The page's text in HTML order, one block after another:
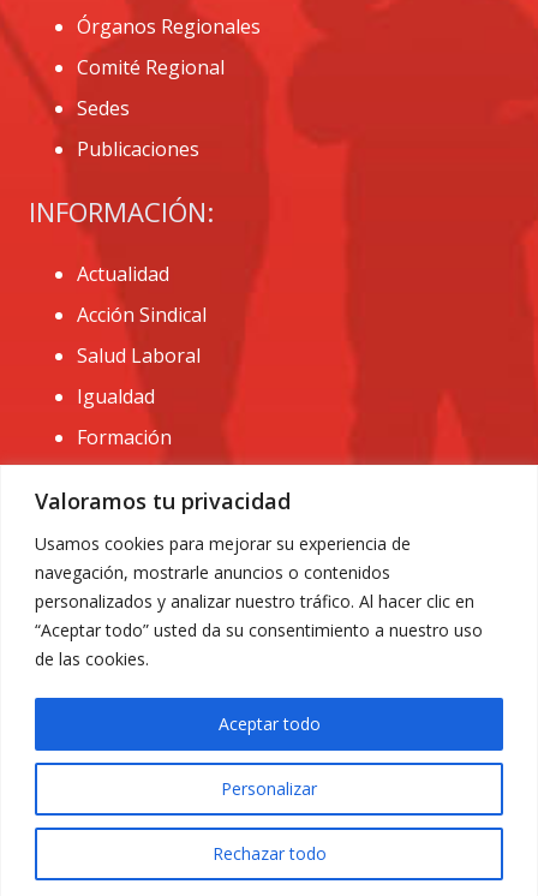
Valoramos tu privacidad
Usamos cookies para mejorar su experiencia de
navegación, mostrarle anuncios o contenidos
personalizados y analizar nuestro tráfico. Al hacer clic en
“Aceptar todo” usted da su consentimiento a nuestro uso
de las cookies.
Personalizar
Rechazar todo
Aceptar todo
Órganos Regionales
Comité Regional
Sedes
Publicaciones
INFORMACIÓN:
Actualidad
Acción Sindical
Salud Laboral
Igualdad
Formación
CONTACTO:
administracion@usomurcia.org
968 25 01 20
C/ Huerto de las bombas nº6. 30009 Murcia
Privacidad|
© 2018 Todos los derechos reservados. Diseño web
ACRILONIA